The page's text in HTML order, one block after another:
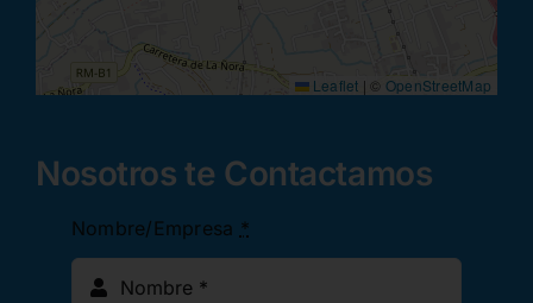
Leaflet | © OpenStreetMap
Nosotros te Contactamos
Nombre/Empresa *